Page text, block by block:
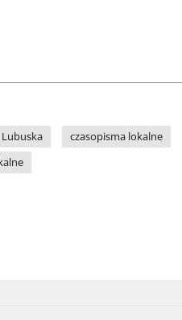
Lubuska
czasopisma lokalne